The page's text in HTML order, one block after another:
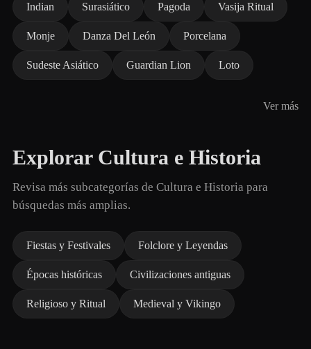
Indian Surasiático Pagoda Vasija Ritual
Monje Danza Del León Porcelana
Sudeste Asiático Guardian Lion Loto
Ver más
Explorar Cultura e Historia
Revisa más subcategorías de Cultura e Historia para
búsquedas más amplias.
Fiestas y Festivales Folclore y Leyendas
Épocas históricas Civilizaciones antiguas
Religioso y Ritual Medieval y Vikingo